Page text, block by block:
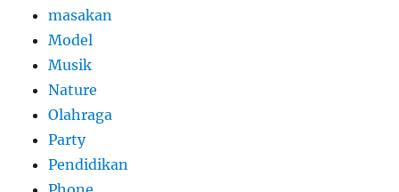
masakan
Model
Musik
Nature
Olahraga
Party
Pendidikan